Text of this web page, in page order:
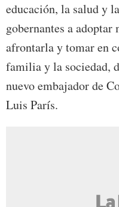
educación, la salud y
gobernantes a adoptar
afrontarla y tomar en
familia y la sociedad,
nuevo embajador de
Luis París.